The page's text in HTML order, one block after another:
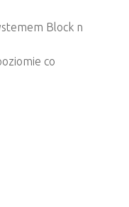
Block n
co